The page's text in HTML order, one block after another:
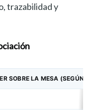
trazabilidad y
SOBRE LA MESA (SEGÚN EL